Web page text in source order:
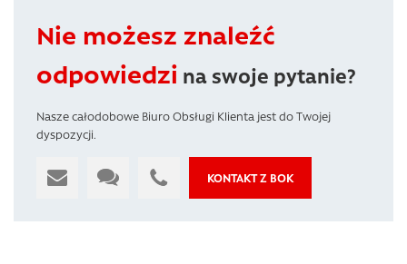
Nie możesz znaleźć
odpowiedzi na swoje pytanie?
Nasze całodobowe Biuro Obsługi Klienta jest do Twojej
dyspozycji.
KONTAKT Z BOK